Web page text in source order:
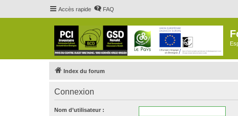
Accès rapide FAQ
Index du forum
Connexion
Nom d’utilisateur :